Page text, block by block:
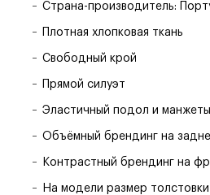
Страна-производитель:
Плотная хлопковая ткань
Свободный крой
Прямой силуэт
Эластичный подол и манжеты
Объёмный брендинг на
Контрастный брендинг на
На модели размер толстовки